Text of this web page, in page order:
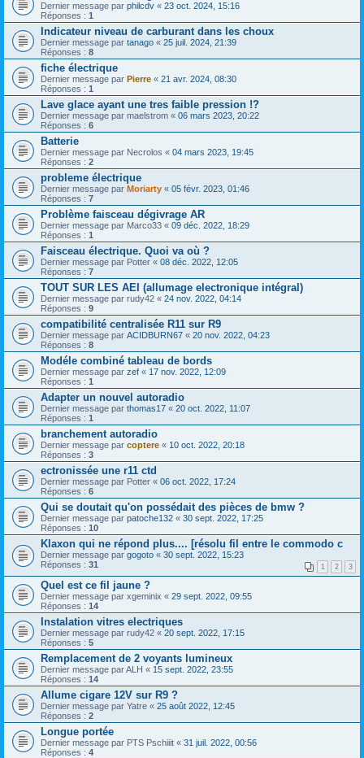
Dernier message par philcdv « 23 oct. 2024, 15:16
Réponses : 1
Indicateur niveau de carburant dans les choux
Dernier message par tanago « 25 juil. 2024, 21:39
Réponses : 8
fiche électrique
Dernier message par Pierre « 21 avr. 2024, 08:30
Réponses : 1
Lave glace ayant une tres faible pression !?
Dernier message par maelstrom « 06 mars 2023, 20:22
Réponses : 6
Batterie
Dernier message par Necrolos « 04 mars 2023, 19:45
Réponses : 2
probleme électrique
Dernier message par Moriarty « 05 févr. 2023, 01:46
Réponses : 7
Problème faisceau dégivrage AR
Dernier message par Marco33 « 09 déc. 2022, 18:29
Réponses : 1
Faisceau électrique. Quoi va où ?
Dernier message par Potter « 08 déc. 2022, 12:05
Réponses : 7
TOUT SUR LES AEI (allumage electronique intégral)
Dernier message par rudy42 « 24 nov. 2022, 04:14
Réponses : 9
compatibilité centralisée R11 sur R9
Dernier message par ACIDBURN67 « 20 nov. 2022, 04:23
Réponses : 8
Modéle combiné tableau de bords
Dernier message par zef « 17 nov. 2022, 12:09
Réponses : 1
Adapter un nouvel autoradio
Dernier message par thomas17 « 20 oct. 2022, 11:07
Réponses : 1
branchement autoradio
Dernier message par coptere « 10 oct. 2022, 20:18
Réponses : 3
ectronissée une r11 ctd
Dernier message par Potter « 06 oct. 2022, 17:24
Réponses : 6
Qui se doutait qu'on possédait des pièces de bmw ?
Dernier message par patoche132 « 30 sept. 2022, 17:25
Réponses : 10
Klaxon qui ne répond plus.... [résolu fil entre le commodo c
Dernier message par gogoto « 30 sept. 2022, 15:23
Réponses : 31 1 2 3
Quel est ce fil jaune ?
Dernier message par xgeminix « 29 sept. 2022, 09:55
Réponses : 14
Instalation vitres electriques
Dernier message par rudy42 « 20 sept. 2022, 17:15
Réponses : 5
Remplacement de 2 voyants lumineux
Dernier message parALH « 15 sept. 2022, 23:55
Réponses : 14
Allume cigare 12V sur R9 ?
Dernier message par Yatre « 25 août 2022, 12:45
Réponses : 2
Longue portée
Dernier message par PTS Pschiiit « 31 juil. 2022, 00:56
Réponses : 4